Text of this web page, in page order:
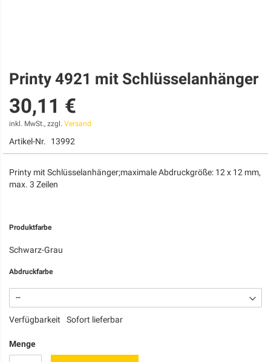
Zum
Anfang
der
Bildgalerie
springen
Printy 4921 mit Schlüsselanhänger
30,11 €
inkl. MwSt., zzgl. Versand
Artikel-Nr. 13992
Printy mit Schlüsselanhänger;maximale Abdruckgröße: 12 x 12 mm,
max. 3 Zeilen
Produktfarbe
Schwarz-Grau
Abdruckfarbe
Verfügbarkeit Sofort lieferbar
Menge